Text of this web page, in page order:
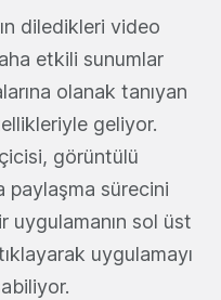
diledikleri video
etkili sunumlar
olanak tanıyan
geliyor.
görüntülü
paylaşma sürecini
uygulamanın sol üst
uygulamayı